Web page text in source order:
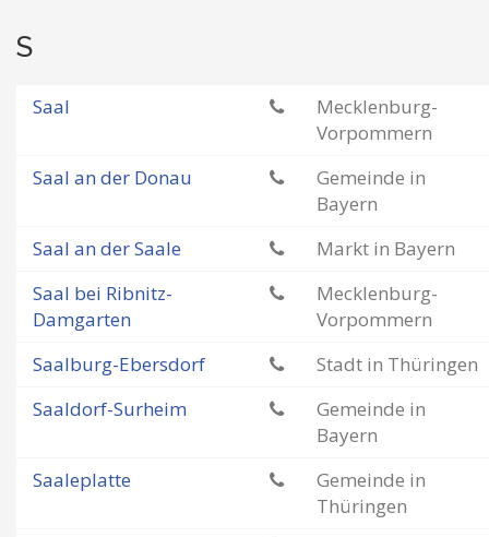
S
Saal
Mecklenburg-
Vorpommern
Saal an der Donau
Gemeinde in
Bayern
Saal an der Saale
Markt in Bayern
Saal bei Ribnitz-
Damgarten
Mecklenburg-
Vorpommern
Saalburg-Ebersdorf
Stadt in Thüringen
Saaldorf-Surheim
Gemeinde in
Bayern
Saaleplatte
Gemeinde in
Thüringen